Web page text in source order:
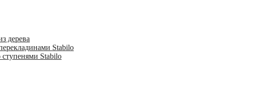
дерева
Stabilo
ступенями Stabilo